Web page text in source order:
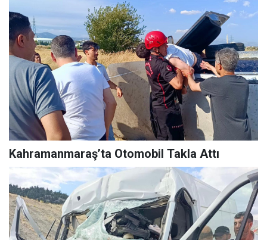
Kahramanmaraş’ta Otomobil Takla Attı